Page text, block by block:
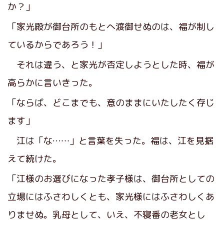
か？」
「家光殿が御台所のもとへ渡御せぬのは、福が制し
ているからであろう！」
それは違う、と家光が否定しようとした時、福が
高らかに言いきった。
「ならば、どこまでも、意のままにいたしたく存じ
ます」
江は「な……」と言葉を失った。福は、江を見据
えて続けた。
「江様のお選びになった孝子様は、御台所としての
立場にはふさわしくとも、家光様にはふさわしくあ
りませぬ。乳母として、いえ、不寝番の老女とし